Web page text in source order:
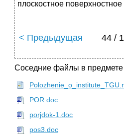
плоскостное
< Предыдущая 44 /
Соседние файлы в предмете
POR.doc
porjdok-1.doc
pos3.doc